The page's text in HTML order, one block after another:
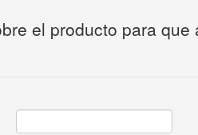
el producto para que